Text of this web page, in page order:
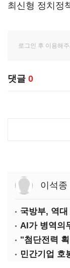
최신형 정치정
댓글 0
이석종
AI가 병역의
민간기업 호